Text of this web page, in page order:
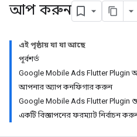
আপ করুন
এই পৃষ্ঠায় যা যা আছে
পূর্বশর্ত
Google Mobile Ads Flutter Plugin
আপনার অ্যাপ কনফিগার করুন
Google Mobile Ads Flutter
একটি বিজ্ঞাপনের ফরম্যাট নির্বাচন